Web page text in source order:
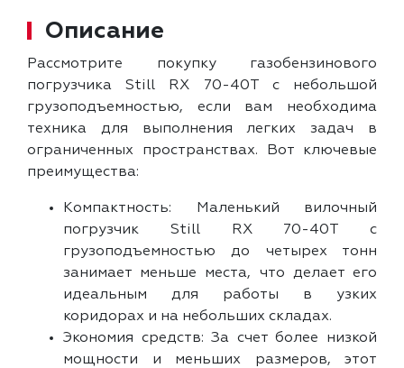
Описание
Рассмотрите покупку газобензинового
погрузчика Still RX 70-40T с небольшой
грузоподъемностью, если вам необходима
техника для выполнения легких задач в
ограниченных пространствах. Вот ключевые
преимущества:
Компактность: Маленький вилочный
погрузчик Still RX 70-40T с
грузоподъемностью до четырех тонн
занимает меньше места, что делает его
идеальным для работы в узких
коридорах и на небольших складах.
Экономия средств: За счет более низкой
мощности и меньших размеров, этот